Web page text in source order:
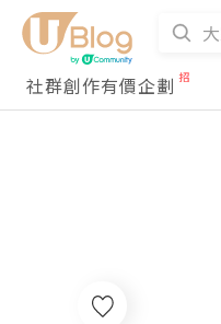
社群創作有價企劃